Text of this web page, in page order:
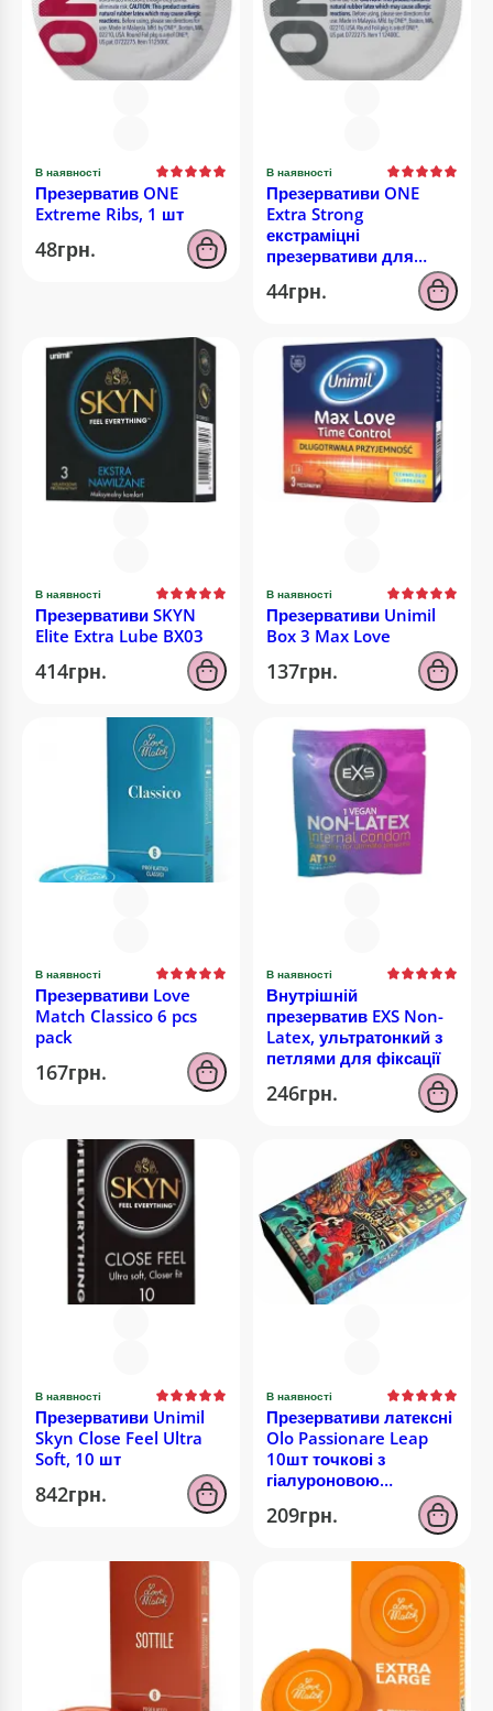
В наявності
Презерватив ONE
Extreme Ribs, 1 шт
48грн.
В наявності
Презервативи ONE
Extra Strong
екстраміцні
презервативи для
максимального захисту
та впевненості
44грн.
В наявності
Презервативи SKYN
Elite Extra Lube BX03
414грн.
В наявності
Презервативи Unimil
Box 3 Max Love
137грн.
В наявності
Презервативи Love
Match Classico 6 pcs
pack
167грн.
В наявності
Внутрішній
презерватив EXS Non-
Latex, ультратонкий з
петлями для фіксації
246грн.
В наявності
Презервативи Unimil
Skyn Close Feel Ultra
Soft, 10 шт
842грн.
В наявності
Презервативи латексні
Olo Passionare Leap
10шт точкові з
гіалуроновою
209грн.